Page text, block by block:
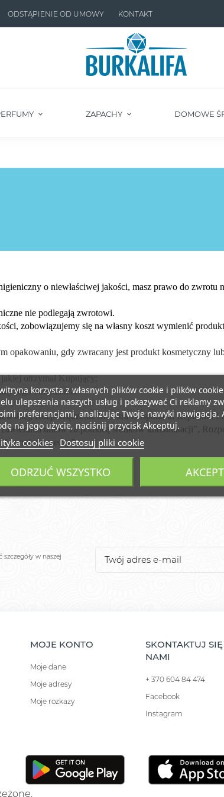
ODSTĄPIENIE OD UMOWY KONTAKT
ZAPACHY DOMOWE
o niewłaściwej jakości, masz prawo do
nie podlegają zwrotowi.
zobowiązujemy się na własny koszt wymienić
opakowaniu, gdy zwracany jest produkt kosmetyczny
otrzymał Kupujący;
jego otrzymania.
Rozporządzenie Ministra Gospodarki Republiki
umów za pomocą środków komunikacji”,
i wymiany rzeczy”.
w naszej
MOJE KONTO
Moje dane
Moje adresy
Moje rozkazy
SKONTAKTUJ
NAMI
+ 370 604 84 474
Facebook
Instagram
korzysta z własnych plików cookie i plików
ulepszenia naszych usług i pokazywać Ci reklamy
preferencjami, analizując Twoje nawyki nawigacja.
na jego użycie, naciśnij przycisk Akceptuj.
cookies Dostosuj pliki cookie
ODRZUĆ WSZYSTKO